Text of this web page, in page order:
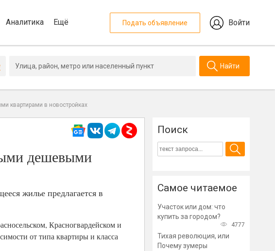
Аналитика Ещё Подать объявление Войти
Найти
квартирами в новостройках
дешевыми
жилье предлагается в
Красногвардейском и
от типа квартиры и класса
Поиск
Самое читаемое
Участок или дом: что
купить за городом?
4777
Тихая революция, или
Почему зумеры